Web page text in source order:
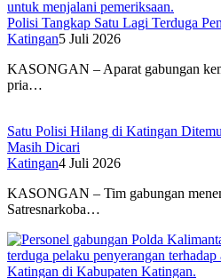
Polisi Tangkap Satu Lagi Terduga
Katingan5 Juli 2026
KASONGAN – Aparat gabungan
pria…
Satu Polisi Hilang di Katingan
Masih Dicari
Katingan4 Juli 2026
KASONGAN – Tim gabungan
Satresnarkoba…